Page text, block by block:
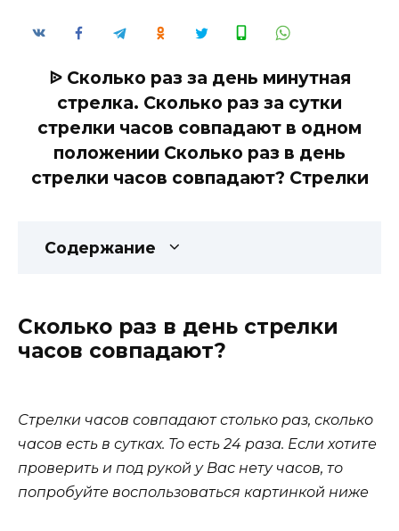
ᐉ Сколько раз за день минутная
стрелка. Сколько раз за сутки
стрелки часов совпадают в одном
положении Сколько раз в день
стрелки часов совпадают? Стрелки
Содержание
Сколько раз в день стрелки
часов совпадают?
Стрелки часов совпадают столько раз, сколько
часов есть в сутках. То есть 24 раза. Если хотите
проверить и под рукой у Вас нету часов, то
попробуйте воспользоваться картинкой ниже